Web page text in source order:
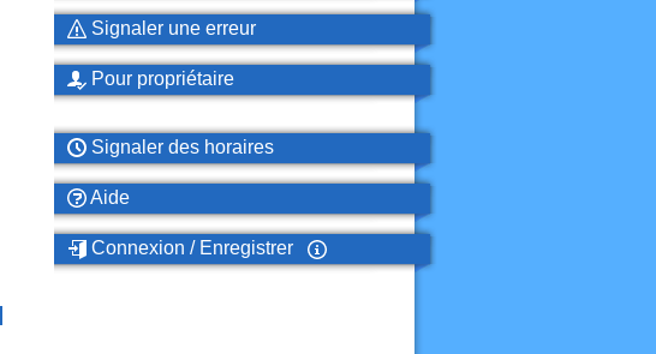
Signaler une erreur
Pour propriétaire
Signaler des horaires
Aide
Connexion / Enregistrer